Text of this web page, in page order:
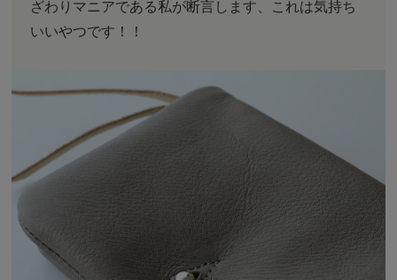
ざわりマニアである私が断言します、これは気持ち
いいやつです！！